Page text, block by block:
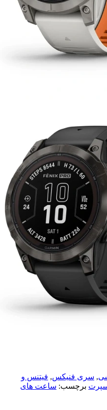
, سری فنیکس, فیتنس و
برچسب: ساعت های